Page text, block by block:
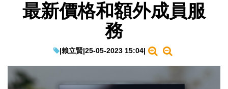
最新價格和額外成員服
務
|賴立賢|25-05-2023 15:04|